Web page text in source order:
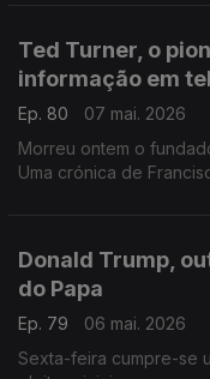
Ted Turner, o
informação em
Ep. 80
07 mai. 2026
Morreu ontem o
Uma crónica de
Donald Trump,
do Papa
Ep. 79
06 mai. 2026
Sexta-feira cumpre-se